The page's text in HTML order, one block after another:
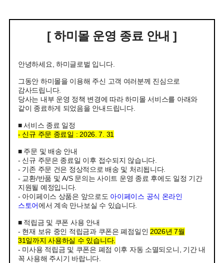
[ 하미몰 운영 종료 안내 ]
안녕하세요, 하미글로벌 입니다.
그동안 하미몰을 이용해 주신 고객 여러분께 진심으로
감사드립니다.
당사는 내부 운영 정책 변경에 따라 하미몰 서비스를 아래와
같이 종료하게 되었음을 안내드립니다.
■ 서비스 종료 일정
- 신규 주문 종료일 : 2026. 7. 31
■ 주문 및 배송 안내
- 신규 주문은 종료일 이후 접수되지 않습니다.
- 기존 주문 건은 정상적으로 배송 및 처리됩니다.
- 교환/반품 및 A/S 문의는 사이트 운영 종료 후에도 일정 기간
지원될 예정입니다.
- 아이페이스 상품은 앞으로도 아이페이스 공식 온라인
스토어에서 계속 만나보실 수 있습니다.
■ 적립금 및 쿠폰 사용 안내
- 현재 보유 중인 적립금과 쿠폰은 폐점일인 2026년 7월
31일까지 사용하실 수 있습니다.
- 미사용 적립금 및 쿠폰은 폐점 이후 자동 소멸되오니, 기간 내
꼭 사용해 주시기 바랍니다.